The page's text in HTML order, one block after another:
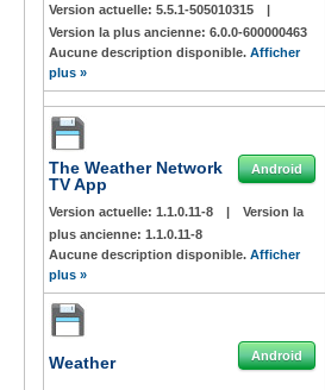
Version actuelle: 5.5.1-505010315
|
Version la plus ancienne: 6.0.0-600000463
Aucune description disponible. Afficher
plus »
The Weather Network
TV App
Android
Version actuelle: 1.1.0.11-8 |
Version la
plus ancienne: 1.1.0.11-8
Aucune description disponible. Afficher
plus »
Weather Android